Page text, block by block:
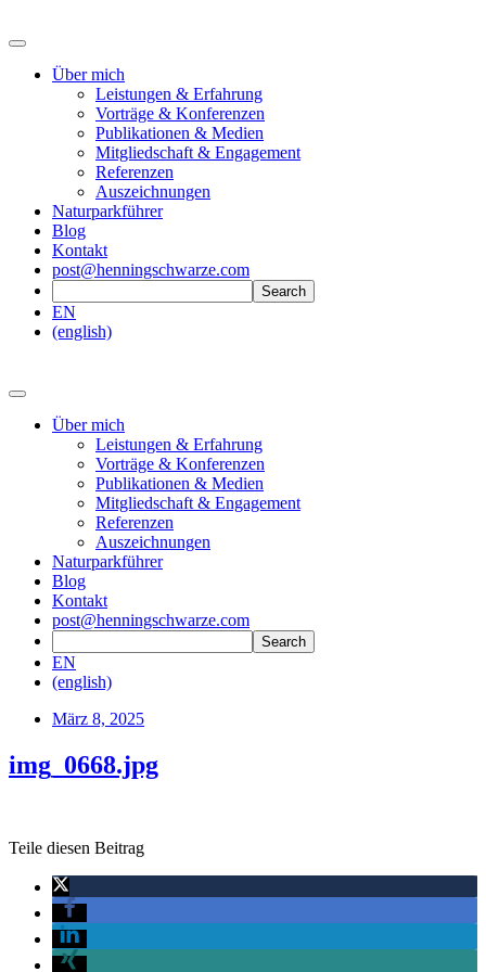
Über mich
Leistungen & Erfahrung
Vorträge & Konferenzen
Publikationen & Medien
Mitgliedschaft & Engagement
Referenzen
Auszeichnungen
Naturparkführer
Blog
Kontakt
post@henningschwarze.com
EN
(english)
Über mich
Leistungen & Erfahrung
Vorträge & Konferenzen
Publikationen & Medien
Mitgliedschaft & Engagement
Referenzen
Auszeichnungen
Naturparkführer
Blog
Kontakt
post@henningschwarze.com
EN
(english)
März 8, 2025
img_0668.jpg
Teile diesen Beitrag